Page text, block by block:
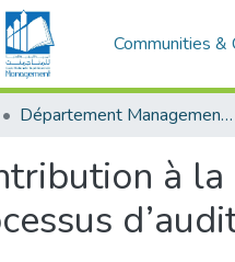
Communities &
Département Management Des Organisations
à